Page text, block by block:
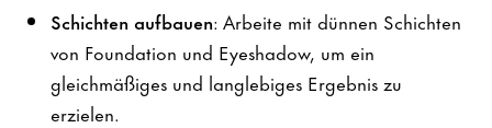
Schichten aufbauen: Arbeite mit dünnen Schichten
von Foundation und Eyeshadow, um ein
gleichmäßiges und langlebiges Ergebnis zu
erzielen.